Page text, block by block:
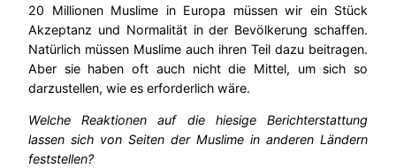
20 Millionen Muslime in Europa müssen wir ein Stück
Akzeptanz und Normalität in der Bevölkerung schaffen.
Natürlich müssen Muslime auch ihren Teil dazu beitragen.
Aber sie haben oft auch nicht die Mittel, um sich so
darzustellen, wie es erforderlich wäre.
Welche Reaktionen auf die hiesige Berichterstattung
lassen sich von Seiten der Muslime in anderen Ländern
feststellen?